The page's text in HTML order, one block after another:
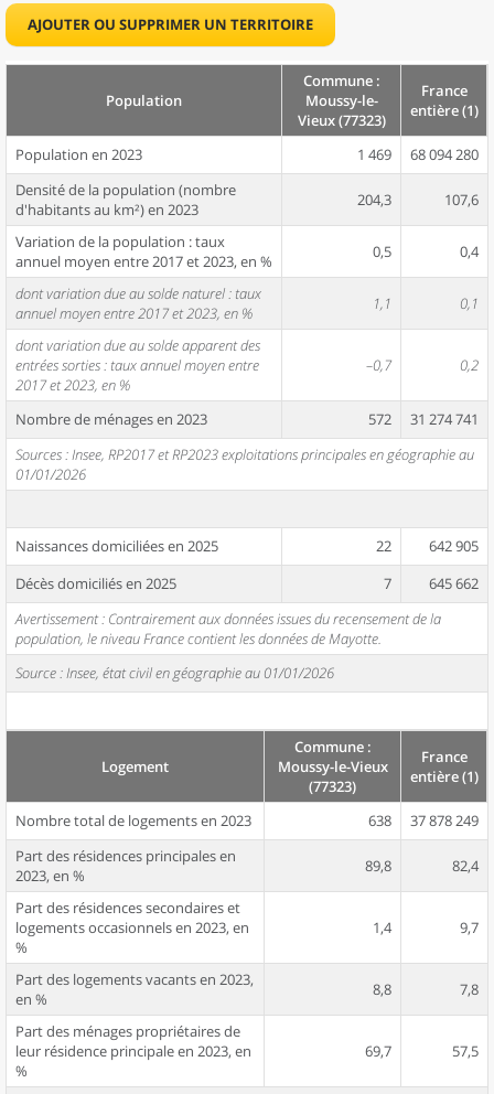
AJOUTER OU SUPPRIMER UN TERRITOIRE
Population
Commune :
Moussy-le-
Vieux (77323)
France
entière (1)
Population en 2023 1 469
68 094 280
Densité de la population (nombre
d'habitants au km²) en 2023
204,3 107,6
Variation de la population : taux
annuel moyen entre 2017 et 2023, en %
0,5 0,4
dont variation due au solde naturel : taux
annuel moyen entre 2017 et 2023, en %
1,1 0,1
dont variation due au solde apparent des
entrées sorties : taux annuel moyen entre
2017 et 2023, en %
–0,7 0,2
Nombre de ménages en 2023 572
31 274 741
Sources : Insee, RP2017 et RP2023 exploitations principales en géographie au
01/01/2026
Naissances domiciliées en 2025 22
642 905
Décès domiciliés en 2025
7
645 662
Avertissement : Contrairement aux données issues du recensement de la
population, le niveau France contient les données de Mayotte.
Source : Insee, état civil en géographie au 01/01/2026
Logement
Commune :
Moussy-le-Vieux
(77323)
France
entière (1)
Nombre total de logements en 2023 638
37 878 249
Part des résidences principales en
2023, en %
89,8 82,4
Part des résidences secondaires et
logements occasionnels en 2023, en
%
1,4 9,7
Part des logements vacants en 2023,
en %
8,8 7,8
Part des ménages propriétaires de
leur résidence principale en 2023, en
%
69,7 57,5